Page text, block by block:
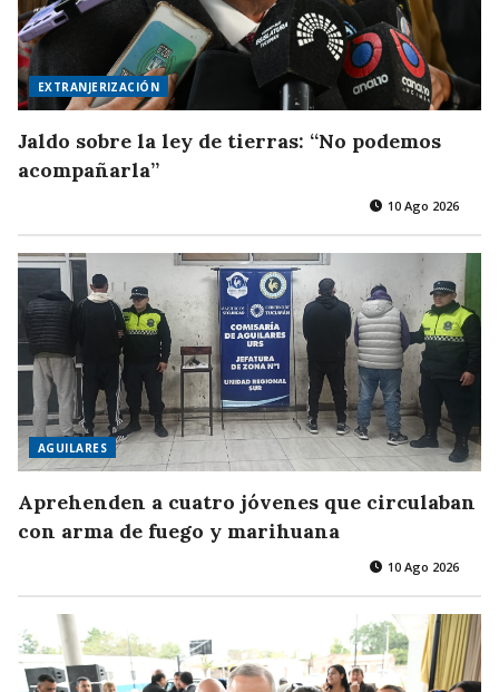
EXTRANJERIZACIÓN
Jaldo sobre la ley de tierras: “No podemos
acompañarla”
10 Ago 2026
AGUILARES
Aprehenden a cuatro jóvenes que circulaban
con arma de fuego y marihuana
10 Ago 2026